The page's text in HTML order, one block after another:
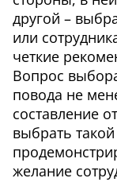
другой –
или
четкие
Вопрос
повода не
составление
выбрать
желание